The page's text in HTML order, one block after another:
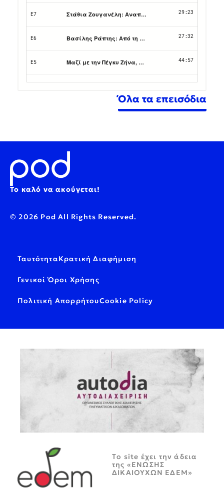
Όλα τα επεισόδια
Το καλό να ακούγεται!
© 2026 Pod All Rights Reserved.
ΤαυτότηταΚρατική Διαφήμιση
Γενικοί Όροι Χρήσης
Πολιτική ΑπορρήτουCookie Policy
Tο site έχει την άδεια
της «ΕΝΩΣΗΣ
ΔΙΚΑΙΟΥΧΩΝ ΕΔΕΜ»